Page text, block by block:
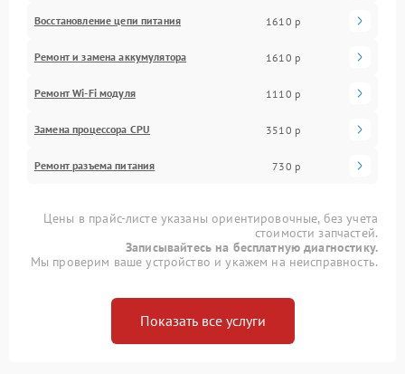
Восстановление цепи питания 1610 р
Ремонт и замена аккумулятора 1610 р
Ремонт Wi-Fi модуля 1110 р
Замена процессора CPU 3510 р
Ремонт разъема питания 730 р
Цены в прайс-листе указаны ориентировочные, без учета
стоимости запчастей.
Записывайтесь на бесплатную диагностику.
Мы проверим ваше устройство и укажем на неисправность.
Показать все услуги